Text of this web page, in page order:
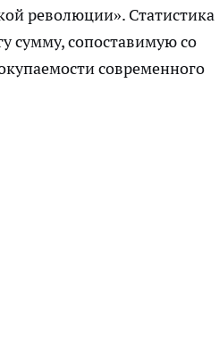
революции». Статистика
сумму, сопоставимую со
современного